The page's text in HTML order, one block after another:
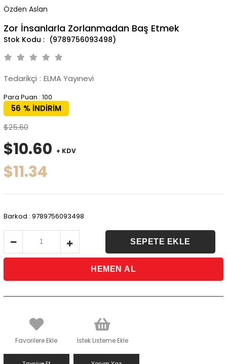
Özden Aslan
Zor İnsanlarla Zorlanmadan Baş Etmek
(9789756093498)
Tedarikçi : ELMA Yayınevi
Para Puan : 100
%
56
İNDIRIM
$25.60
$10.60 + KDV
$11.34
Barkod : 9789756093498
Favorilere Ekle İstek Listeme Ekle